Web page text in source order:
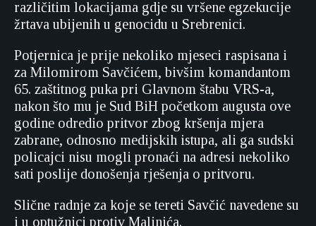
različitim lokacijama gdje su vršene egzekucije
žrtava ubijenih u genocidu u Srebrenici.
Potjernica je prije nekoliko mjeseci raspisana i
za Milomirom Savčićem, bivšim komandantom
65. zaštitnog puka pri Glavnom štabu VRS-a,
nakon što mu je Sud BiH početkom augusta ove
godine odredio pritvor zbog kršenja mjera
zabrane, odnosno medijskih istupa, ali ga sudski
policajci nisu mogli pronaći na adresi nekoliko
sati poslije donošenja rješenja o pritvoru.
Slične radnje za koje se tereti Savčić navedene su
i u optužnici protiv Malinića.